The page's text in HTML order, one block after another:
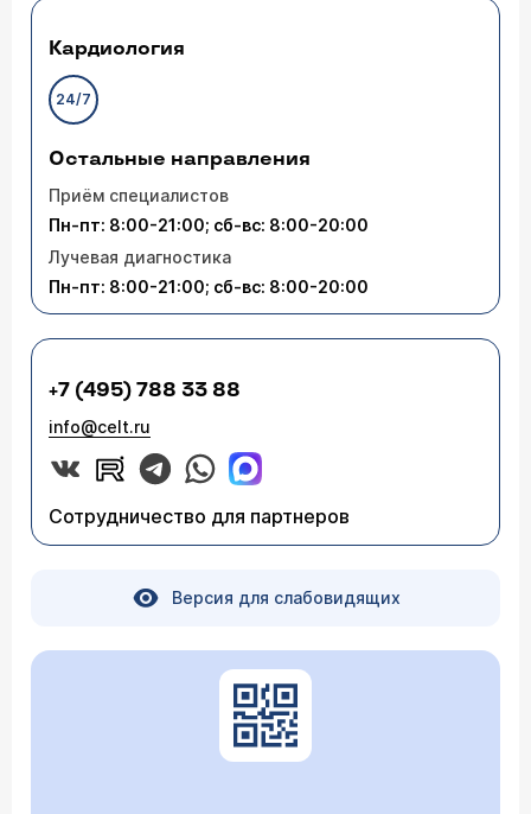
Кардиология
24/7
Остальные направления
Приём специалистов
Пн-пт: 8:00-21:00; сб-вс: 8:00-20:00
Лучевая диагностика
Пн-пт: 8:00-21:00; сб-вс: 8:00-20:00
+7 (495) 788 33 88
info@celt.ru
Сотрудничество для партнеров
Версия для слабовидящих